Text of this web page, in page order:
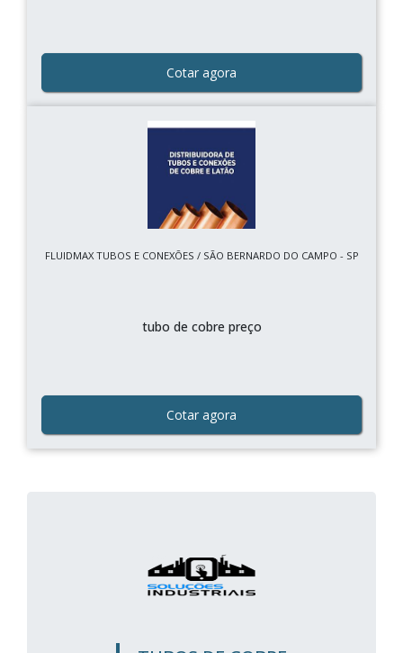
Cotar agora
FLUIDMAX TUBOS E CONEXÕES / SÃO BERNARDO DO CAMPO - SP
tubo de cobre preço
Cotar agora